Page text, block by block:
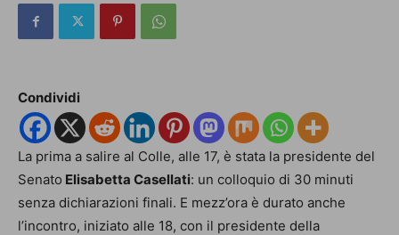
Condividi
La prima a salire al Colle, alle 17, è stata la presidente del
Senato Elisabetta Casellati: un colloquio di 30 minuti
senza dichiarazioni finali. E mezz’ora è durato anche
l’incontro, iniziato alle 18, con il presidente della